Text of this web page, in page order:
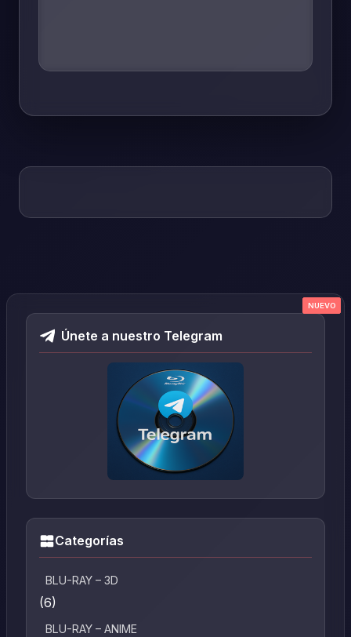
Únete a nuestro Telegram
Categorías
BLU-RAY – 3D
(6)
BLU-RAY – ANIME
NUEVO
NUEVO
NUEVO
NUEVO
NUEVO